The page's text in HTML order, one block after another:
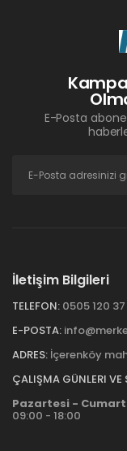
E-Posta
İletişim Bilgileri
TELEFON: 0505 120
E-POSTA:
ADRES: İçerenköy
ÇALIŞMA GÜNLERI VE
Pazartesi -
09:00 - 18:00